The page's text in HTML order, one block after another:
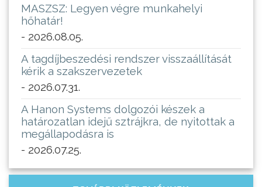
MASZSZ: Legyen végre munkahelyi
hőhatár!
- 2026.08.05.
A tagdíjbeszedési rendszer visszaállítását
kérik a szakszervezetek
- 2026.07.31.
A Hanon Systems dolgozói készek a
határozatlan idejű sztrájkra, de nyitottak a
megállapodásra is
- 2026.07.25.